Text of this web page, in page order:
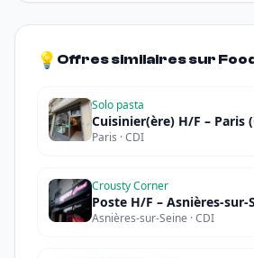
💡 Offres similaires sur
Solo pasta
Cuisinier(ère) H/F – Paris
Paris · CDI
Crousty Corner
Poste H/F – Asnières-sur-
Asnières-sur-Seine · CDI